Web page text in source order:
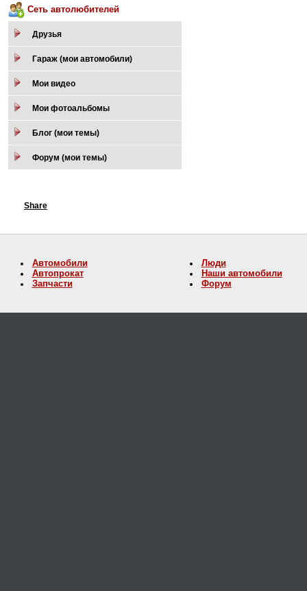
Сеть автолюбителей
Друзья
Гараж (мои автомобили)
Мои видео
Мои фотоальбомы
Блог (мои темы)
Форум (мои темы)
Share
Автомобили
Автопрокат
Запчасти
Люди
Наши автомобили
Форум